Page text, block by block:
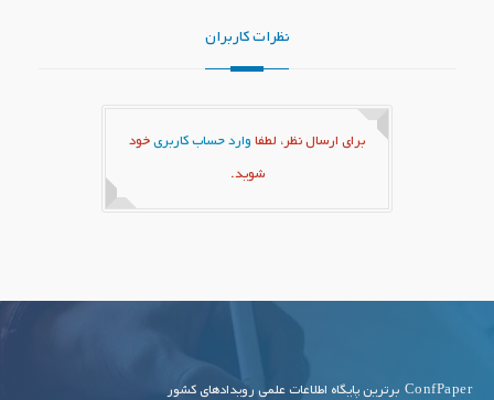
نظرات کاربران
برای ارسال نظر، لطفا وارد حساب کاربری خود
شوید.
ConfPaper برترین پایگاه اطلاعات علمی رویدادهای کشور